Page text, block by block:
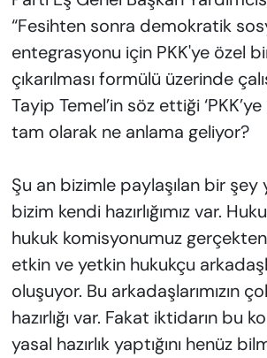
“Fesihten sonra demokratik
entegrasyonu için PKK'ye özel
çıkarılması formülü üzerinde
Tayip Temel’in söz ettiği
tam olarak ne anlama geliyor?
Şu an bizimle paylaşılan bir şey
bizim kendi hazırlığımız var.
hukuk komisyonumuz
etkin ve yetkin hukukçu
oluşuyor. Bu arkadaşlarımızın
hazırlığı var. Fakat iktidarın bu
yasal hazırlık yaptığını henüz